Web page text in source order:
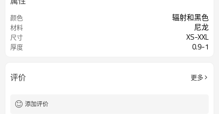
颜色 辐射和黑色
材料 尼龙
尺寸 XS-XXL
厚度 0.9-1
评价 更多
添加评价